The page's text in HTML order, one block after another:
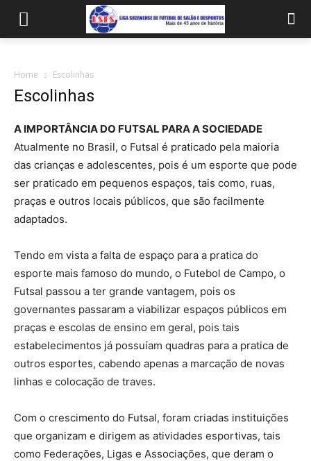
Home Escolinhas
Escolinhas
A IMPORTÂNCIA DO FUTSAL PARA A SOCIEDADE
Atualmente no Brasil, o Futsal é praticado pela maioria
das crianças e adolescentes, pois é um esporte que pode
ser praticado em pequenos espaços, tais como, ruas,
praças e outros locais públicos, que são facilmente
adaptados.
Tendo em vista a falta de espaço para a pratica do
esporte mais famoso do mundo, o Futebol de Campo, o
Futsal passou a ter grande vantagem, pois os
governantes passaram a viabilizar espaços públicos em
praças e escolas de ensino em geral, pois tais
estabelecimentos já possuíam quadras para a pratica de
outros esportes, cabendo apenas a marcação de novas
linhas e colocação de traves.
Com o crescimento do Futsal, foram criadas instituições
que organizam e dirigem as atividades esportivas, tais
como Federações, Ligas e Associações, que deram o